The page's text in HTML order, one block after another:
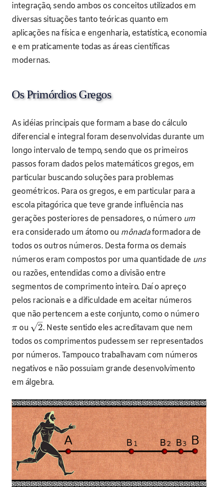
integração, sendo ambos os conceitos utilizados em
diversas situações tanto teóricas quanto em
aplicações na física e engenharia, estatística, economia
e em praticamente todas as áreas científicas
modernas.
Os Primórdios Gregos
As idéias principais que formam a base do cálculo
diferencial e integral foram desenvolvidas durante um
longo intervalo de tempo, sendo que os primeiros
passos foram dados pelos matemáticos gregos, em
particular buscando soluções para problemas
geométricos. Para os gregos, e em particular para a
escola pitagórica que teve grande influência nas
gerações posteriores de pensadores, o número um
era considerado um átomo ou mônadaformadora de
todos os outros números. Desta forma os demais
números eram compostos por uma quantidade de uns
ou razões, entendidas como a divisão entre
segmentos de comprimento inteiro. Daí o apreço
pelos racionais e a dificuldade em aceitar números
que não pertencem a este conjunto, como o número
π ou 2
–
√ . Neste sentido eles acreditavam que nem
todos os comprimentos pudessem ser representados
por números. Tampouco trabalhavam com números
negativos e não possuiam grande desenvolvimento
em álgebra.